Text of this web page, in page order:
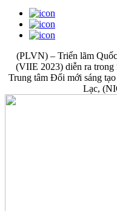
(PLVN) – Triển lãm
(VIIE 2023) diễn ra trong
Trung tâm Đổi mới sáng
Lạc,